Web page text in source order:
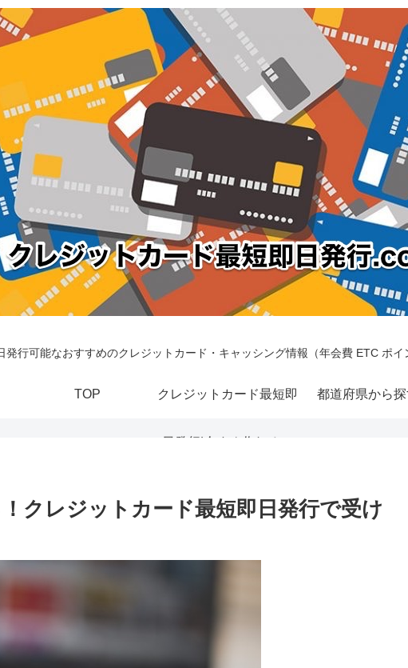
発行可能なおすすめのクレジットカード・キャッシング情報（年会費 ETC ポイ
TOP クレジットカード最短即
日発行|今すぐ作れる！
都道府県から探
クレジットカード最短即日発行で受け